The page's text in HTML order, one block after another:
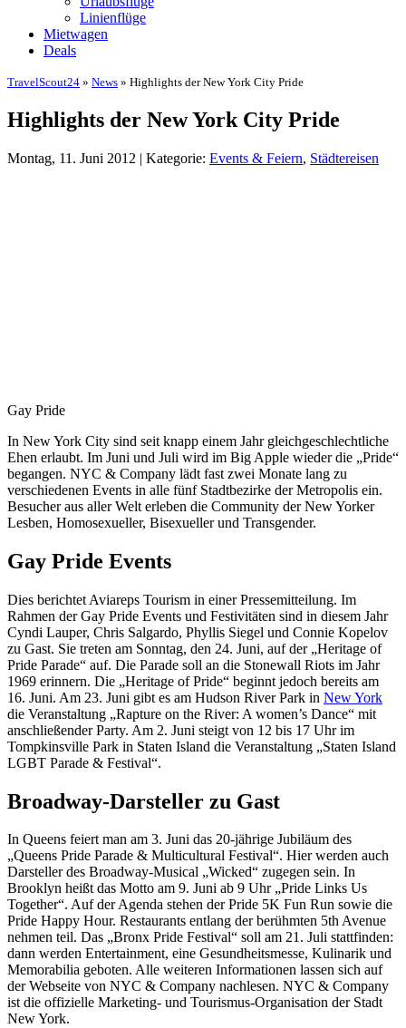
Linienflüge
Mietwagen
Deals
TravelScout24 » News » Highlights der New York City Pride
Highlights der New York City Pride
Montag, 11. Juni 2012 | Kategorie: Events & Feiern, Städtereisen
Gay Pride
In New York City sind seit knapp einem Jahr gleichgeschlechtliche
Ehen erlaubt. Im Juni und Juli wird im Big Apple wieder die „Pride“
begangen. NYC & Company lädt fast zwei Monate lang zu
verschiedenen Events in alle fünf Stadtbezirke der Metropolis ein.
Besucher aus aller Welt erleben die Community der New Yorker
Lesben, Homosexueller, Bisexueller und Transgender.
Gay Pride Events
Dies berichtet Aviareps Tourism in einer Pressemitteilung. Im
Rahmen der Gay Pride Events und Festivitäten sind in diesem Jahr
Cyndi Lauper, Chris Salgardo, Phyllis Siegel und Connie Kopelov
zu Gast. Sie treten am Sonntag, den 24. Juni, auf der „Heritage of
Pride Parade“ auf. Die Parade soll an die Stonewall Riots im Jahr
1969 erinnern. Die „Heritage of Pride“ beginnt jedoch bereits am
16. Juni. Am 23. Juni gibt es am Hudson River Park in New York
die Veranstaltung „Rapture on the River: A women’s Dance“ mit
anschließender Party. Am 2. Juni steigt von 12 bis 17 Uhr im
Tompkinsville Park in Staten Island die Veranstaltung „Staten Island
LGBT Parade & Festival“.
Broadway-Darsteller zu Gast
In Queens feiert man am 3. Juni das 20-jährige Jubiläum des
„Queens Pride Parade & Multicultural Festival“. Hier werden auch
Darsteller des Broadway-Musical „Wicked“ zugegen sein. In
Brooklyn heißt das Motto am 9. Juni ab 9 Uhr „Pride Links Us
Together“. Auf der Agenda stehen der Pride 5K Fun Run sowie die
Pride Happy Hour. Restaurants entlang der berühmten 5th Avenue
nehmen teil. Das „Bronx Pride Festival“ soll am 21. Juli stattfinden:
dann werden Entertainment, eine Gesundheitsmesse, Kulinarik und
Memorabilia geboten. Alle weiteren Informationen lassen sich auf
der Webseite von NYC & Company nachlesen. NYC & Company
ist die offizielle Marketing- und Tourismus-Organisation der Stadt
New York.